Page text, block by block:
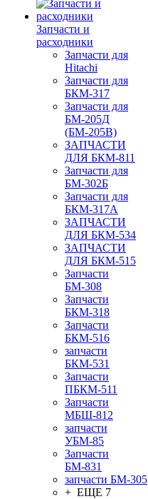
Запчасти и
расходники
Запчасти для
Hitachi
Запчасти для
БКМ-317
Запчасти для
БМ-205Д
(БМ-205В)
ЗАПЧАСТИ
ДЛЯ БКМ-811
Запчасти для
БМ-302Б
Запчасти для
БКМ-317А
ЗАПЧАСТИ
ДЛЯ БКМ-534
ЗАПЧАСТИ
ДЛЯ БКМ-515
Запчасти
БМ-308
Запчасти
БКМ-318
Запчасти
БКМ-516
запчасти
БКМ-531
Запчасти
ПБКМ-511
Запчасти
МБШ-812
запчасти
УБМ-85
Запчасти
БМ-831
запчасти БМ-305
+ ЕЩЕ 7